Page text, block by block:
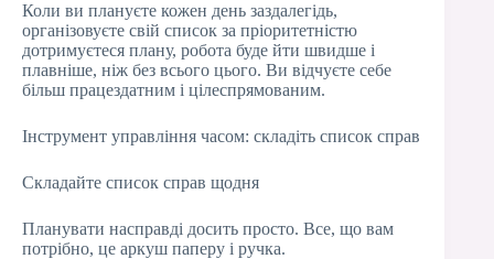
Коли ви плануєте кожен день заздалегідь,
організовуєте свій список за пріоритетністю
дотримуєтеся плану, робота буде йти швидше і
плавніше, ніж без всього цього. Ви відчуєте себе
більш працездатним і цілеспрямованим.
Інструмент управління часом: складіть список справ
Складайте список справ щодня
Планувати насправді досить просто. Все, що вам
потрібно, це аркуш паперу і ручка.